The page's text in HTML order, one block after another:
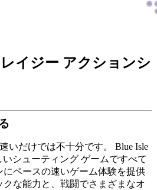
イジー アクションシ
いだけでは不十分です。 Blue Isle
いシューティング ゲームですべて
ペースの速いゲーム体験を提供
クな能力と、戦闘でさまざまなオ